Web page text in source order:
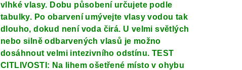
vlhké vlasy. Dobu působení určujete podle
tabulky. Po obarvení umývejte vlasy vodou tak
dlouho, dokud není voda čirá. U velmi světlých
nebo silně odbarvených vlasů je možno
dosáhnout velmi intezivního odstínu. TEST
CITLIVOSTI: Na lihem ošetřené místo v ohybu